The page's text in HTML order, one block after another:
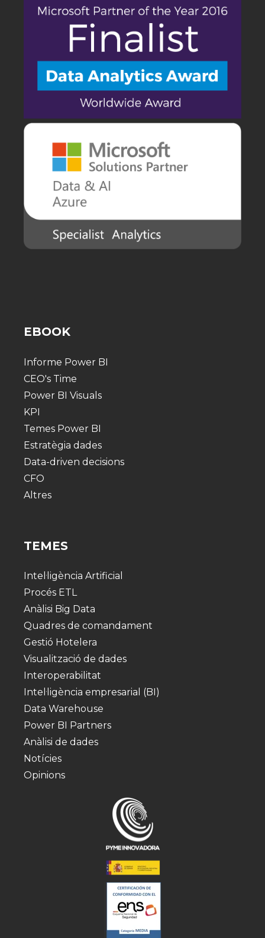
EBOOK
Informe Power BI
CEO's Time
Power BI Visuals
KPI
Temes Power BI
Estratègia dades
Data-driven decisions
CFO
Altres
TEMES
Intel·ligència Artificial
Procés ETL
Anàlisi Big Data
Quadres de comandament
Gestió Hotelera
Visualització de dades
Interoperabilitat
Intel·ligència empresarial (BI)
Data Warehouse
Power BI Partners
Anàlisi de dades
Notícies
Opinions